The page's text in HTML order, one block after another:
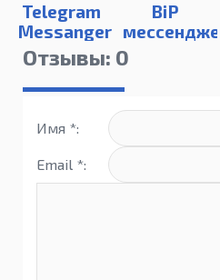
Telegram
Messanger
для
компьютера
BiP
мессенджер
Отзывы: 0
Имя *:
Email *: